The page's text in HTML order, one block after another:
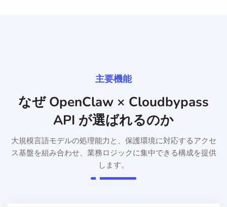
主要機能
なぜ OpenClaw × Cloudbypass
API が選ばれるのか
大規模言語モデルの処理能力と、保護環境に対応するアクセ
ス基盤を組み合わせ、業務ロジックに集中できる構成を提供
します。